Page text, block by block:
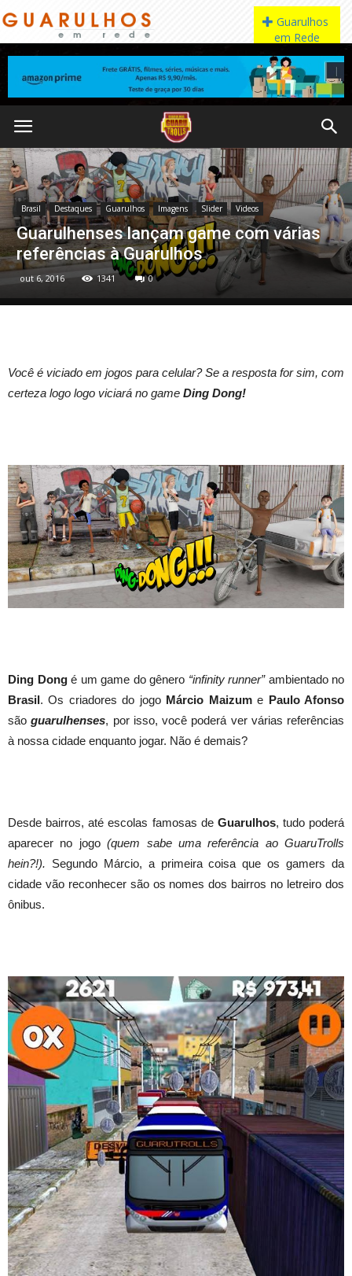
Brasil Destaques Guarulhos Imagens Slider Videos
Guarulhenses lançam game com várias
referências à Guarulhos
out 6, 2016 1341 0
Você é viciado em jogos para celular? Se a resposta for sim, com
certeza logo logo viciará no game Ding Dong!
Ding Dongé um game do gênero “infinity runner”ambientado no
Brasil. Os criadores do jogo Márcio Maizume Paulo Afonso
sãoguarulhenses, por isso, você poderá ver várias referências
à nossa cidade enquanto jogar. Não é demais?
Desde bairros, até escolas famosas de Guarulhos, tudo poderá
aparecer no jogo(quem sabe uma referência ao GuaruTrolls
hein?!). Segundo Márcio, a primeira coisa que os gamers da
cidade vão reconhecer são os nomes dos bairros no letreiro dos
ônibus.